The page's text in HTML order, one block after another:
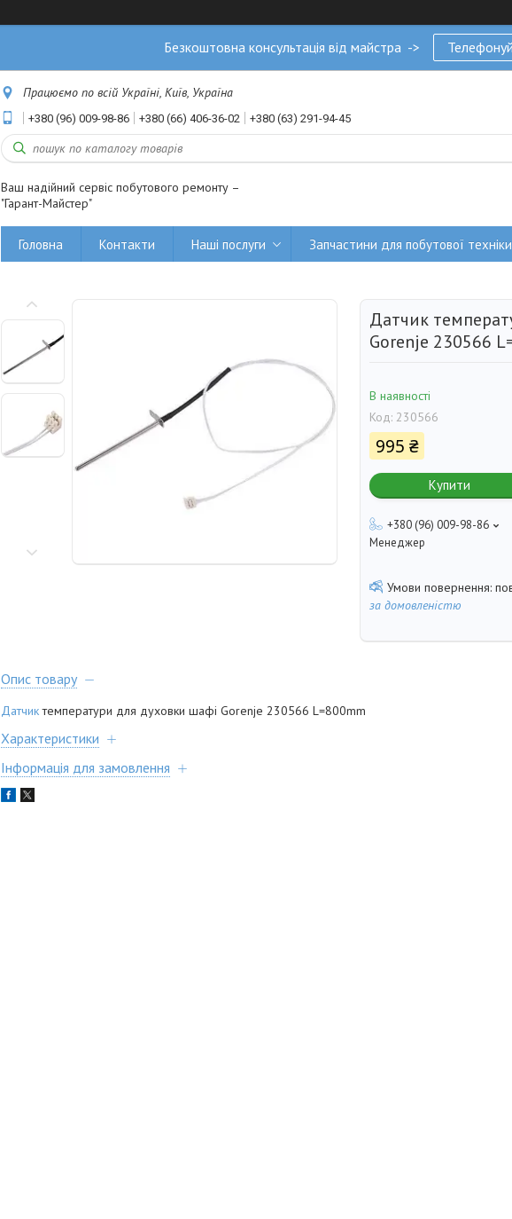
Безкоштовна консультація від майстра ->
Працюємо по всій Україні, Київ, Україна
+380 (96) 009-98-86 +380 (66) 406-36-02 +380 (63) 291-94-45
Ваш надійний сервіс побутового ремонту –
"Гарант-Майстер"
Головна Контакти Наші послуги Запчастини для побутової техніки
Датчик
Gorenje 230566
В наявності
Код: 230566
995 ₴
Купити
+380 (96) 009-98-86
Менеджер
за домовленістю
Опис товару
Датчиктемператури для духовки шафі Gorenje 230566 L=800mm
Характеристики
Інформація для замовлення